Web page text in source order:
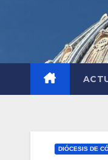
DIÓCESIS DE